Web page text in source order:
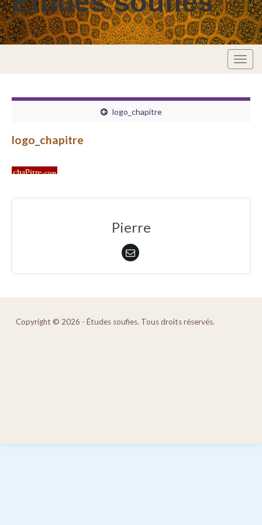
logo_chapitre
logo_chapitre
Pierre
Copyright © 2026 - Études soufies. Tous droits réservés.